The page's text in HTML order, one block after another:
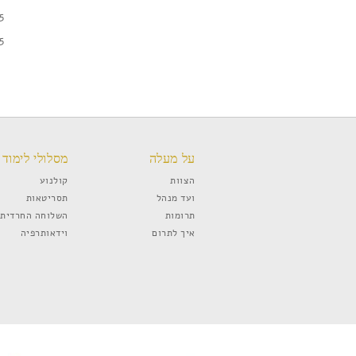
על מעלה
הצוות
ועד מנהל
תרומות
איך לתרום
מסלולי לימוד
קולנוע
תסריטאות
השלוחה החרדית
וידאותרפיה